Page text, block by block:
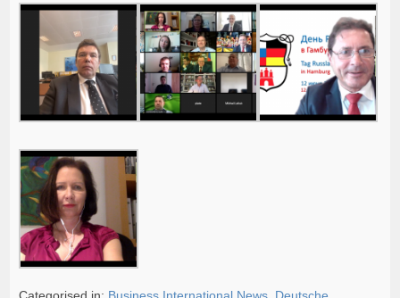
Categorised in: Business International News Deutsche